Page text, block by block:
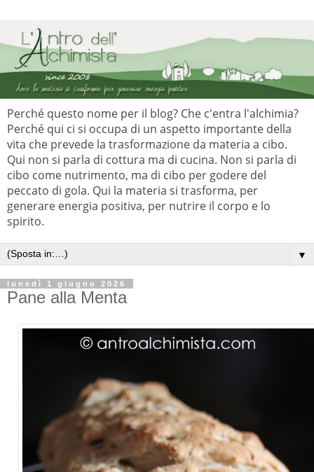
Perché questo nome per il blog? Che c'entra l'alchimia?
Perché qui ci si occupa di un aspetto importante della
vita che prevede la trasformazione da materia a cibo.
Qui non si parla di cottura ma di cucina. Non si parla di
cibo come nutrimento, ma di cibo per godere del
peccato di gola. Qui la materia si trasforma, per
generare energia positiva, per nutrire il corpo e lo
spirito.
▼
lunedì 1 giugno 2026
Pane alla Menta